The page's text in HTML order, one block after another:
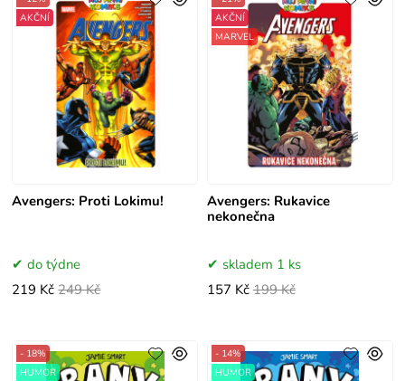
Avengers: Proti Lokimu!
AKČNÍ
do týdne
219 Kč 249 Kč
Avengers: Rukavice
nekonečna
AKČNÍ
MARVEL
skladem 1 ks
157 Kč 199 Kč
- 18%
HUMOR
- 14%
HUMOR